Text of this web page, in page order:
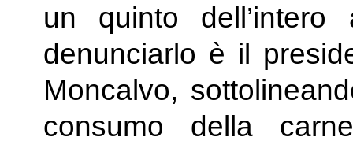
un quinto dell’intero
denunciarlo è il
Moncalvo,
consumo della